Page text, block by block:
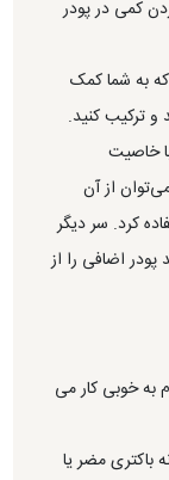
کمی در پودر
به شما کمک
و ترکیب کنید.
خاصیت
از آن
کرد. سر دیگر
اضافی را از
به خوبی کار می
باکتری مضر یا